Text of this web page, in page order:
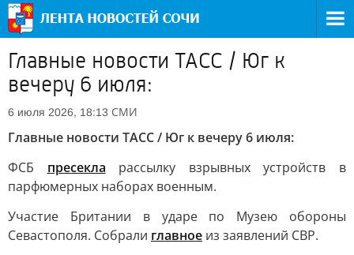
Главные новости ТАСС / Юг к
вечеру 6 июля:
6 июля 2026, 18:13 СМИ
Главные новости ТАСС / Юг к вечеру 6 июля:
ФСБ пресекла рассылку взрывных устройств в
парфюмерных наборах военным.
Участие Британии в ударе по Музею обороны
Севастополя. Собрали главное из заявлений СВР.